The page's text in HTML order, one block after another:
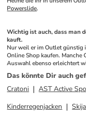
Powerslide.
Wichtig ist auch, dass man
kauft.
Nur weil er im Outlet günstig
Online Shop kaufen. Manche
Auswahl ebenso erleichtert
Das könnte Dir auch
Cratoni
AST Active
Kinderregenjacken